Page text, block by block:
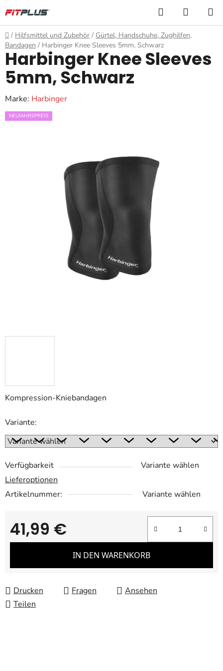
Inhalt
springen
Suchen
Startseite
/ Hilfsmittel und Zubehör / Gürtel, Handschuhe, Zughilfen,
Bandagen / Harbinger Knee Sleeves 5mm, Schwarz
Kompression-Kniebandagen
Variante:
Verfügbarkeit
Variante wählen
Lieferoptionen
Artikelnummer:
Variante wählen
41,99 €
Verkaufspreis:
IN DEN WARENKORB
Drucken Fragen
Ansehen
Teilen
Harbinger Knee Sleeves
5mm, Schwarz
Marke: Harbinger
NEUJAHRSPREIS